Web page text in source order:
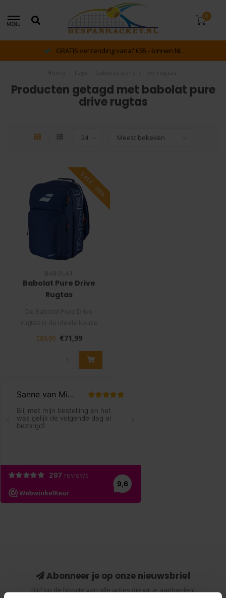
MENU
0
GRATIS verzending vanaf €65,- binnen NL
Producten getagd met babolat pure
drive rugtas
SALE -20%
BABOLAT
Babolat Pure Drive
Rugtas
voor de veeleisende
tennisser di..
€89,99 €71,99
Abonneer je op onze nieuwsbrief
Blijf op de hoogte van alle acties die wij je aanbieden!